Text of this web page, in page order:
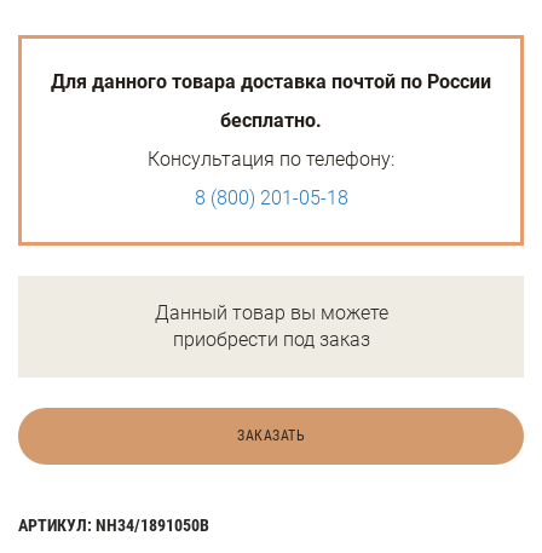
Для данного товара доставка почтой по России
бесплатно.
Консультация по телефону:
8 (800) 201-05-18
Данный товар вы можете
приобрести под заказ
ЗАКАЗАТЬ
АРТИКУЛ: NH34/1891050В